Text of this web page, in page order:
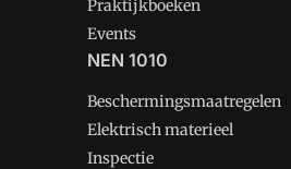
Praktijkboeken
Events
NEN 1010
Beschermingsmaatregelen
Elektrisch materieel
Inspectie